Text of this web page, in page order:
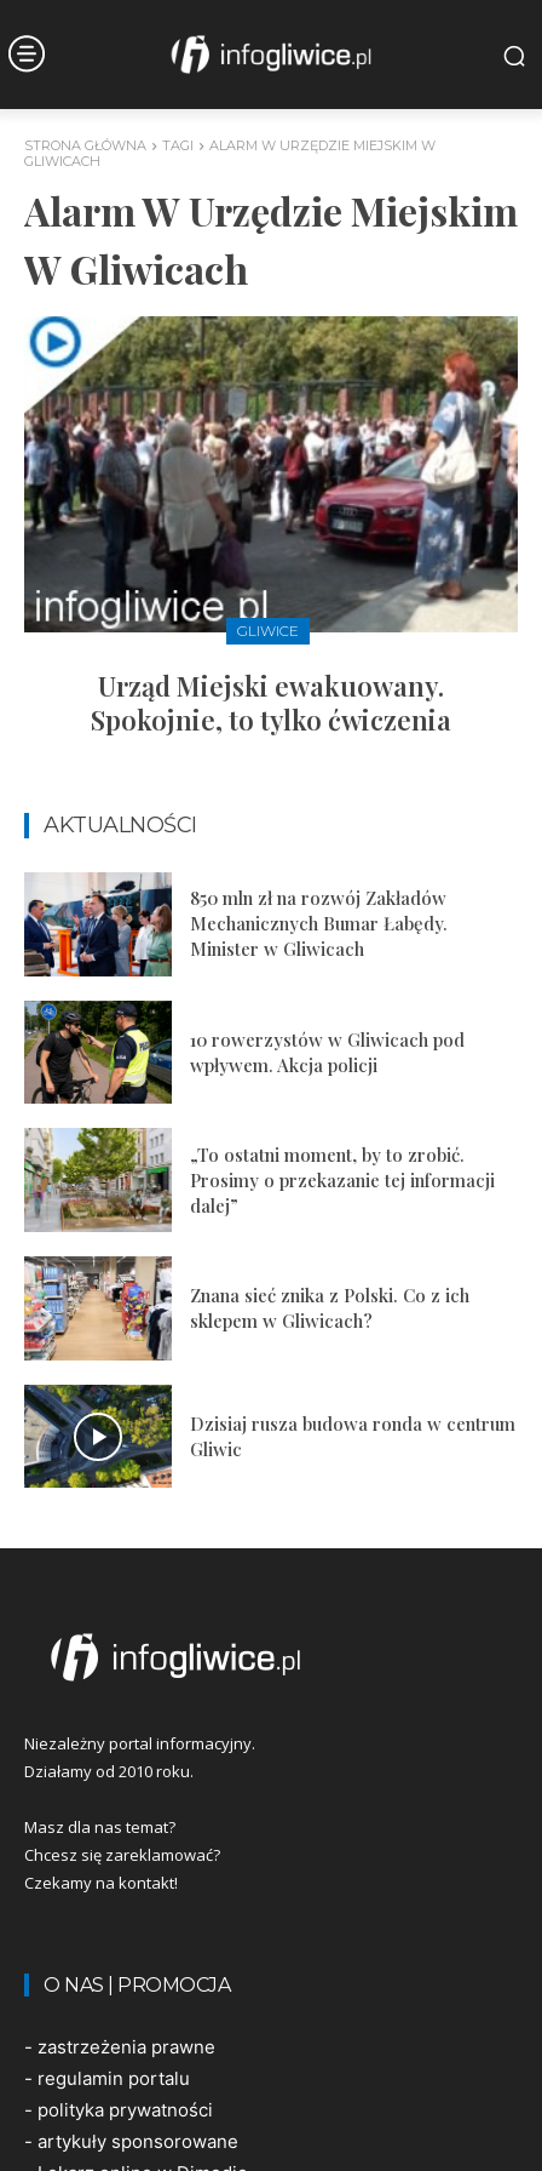
STRONA GŁÓWNA TAGI
ALARM W URZĘDZIE MIEJSKIM W
GLIWICACH
Alarm W Urzędzie Miejskim
W Gliwicach
GLIWICE
Urząd Miejski ewakuowany.
Spokojnie, to tylko ćwiczenia
AKTUALNOŚCI
850 mln zł na rozwój Zakładów
Mechanicznych Bumar Łabędy.
Minister w Gliwicach
10 rowerzystów w Gliwicach pod
wpływem. Akcja policji
„To ostatni moment, by to zrobić.
Prosimy o przekazanie tej informacji
dalej”
Znana sieć znika z Polski. Co z ich
sklepem w Gliwicach?
Dzisiaj rusza budowa ronda w centrum
Gliwic
Niezależny portal informacyjny.
Działamy od 2010 roku.
Masz dla nas temat?
Chcesz się zareklamować?
Czekamy na kontakt!
O NAS | PROMOCJA
- zastrzeżenia prawne
- regulamin portalu
- polityka prywatności
- artykuły sponsorowane